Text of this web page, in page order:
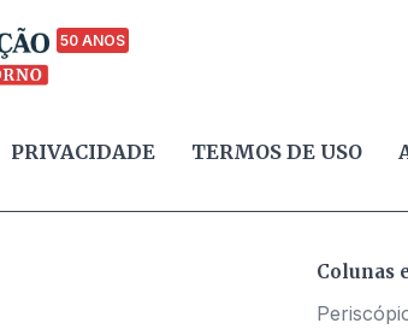
50 ANOS
PRIVACIDADE TERMOS DE USO
Colunas